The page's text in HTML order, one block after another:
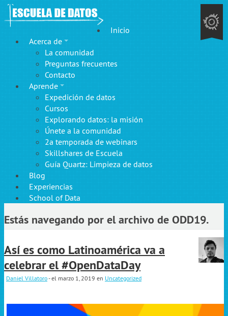
Inicio
Acerca de
La comunidad
Preguntas frecuentes
Contacto
Aprende
Expedición de datos
Cursos
Explorando datos: la misión
Únete a la comunidad
2a temporada de webinars
Skillshares de Escuela
Guía Quartz: Limpieza de datos
Blog
Experiencias
School of Data
Estás navegando por el archivo de ODD19.
Así es como Latinoamérica va a
celebrar el #OpenDataDay
Daniel Villatoro- el marzo 1, 2019 en Uncategorized